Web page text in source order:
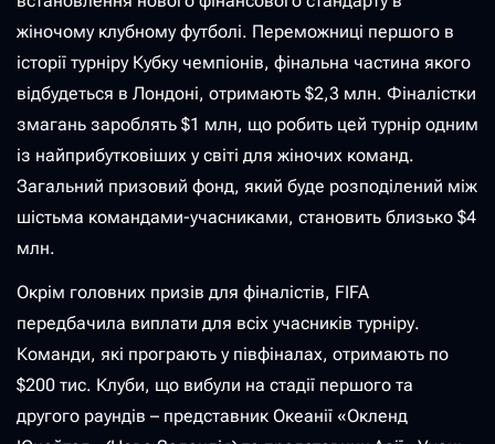
жіночому клубному футболі. Переможниці першого в
історії турніру Кубку чемпіонів, фінальна частина якого
відбудеться в Лондоні, отримають $2,3 млн. Фіналістки
змагань зароблять $1 млн, що робить цей турнір одним
із найприбутковіших у світі для жіночих команд.
Загальний призовий фонд, який буде розподілений між
шістьма командами-учасниками, становить близько $4
млн.
Окрім головних призів для фіналістів, FIFA
передбачила виплати для всіх учасників турніру.
Команди, які програють у півфіналах, отримають по
$200 тис. Клуби, що вибули на стадії першого та
другого раундів – представник Океанії «Окленд